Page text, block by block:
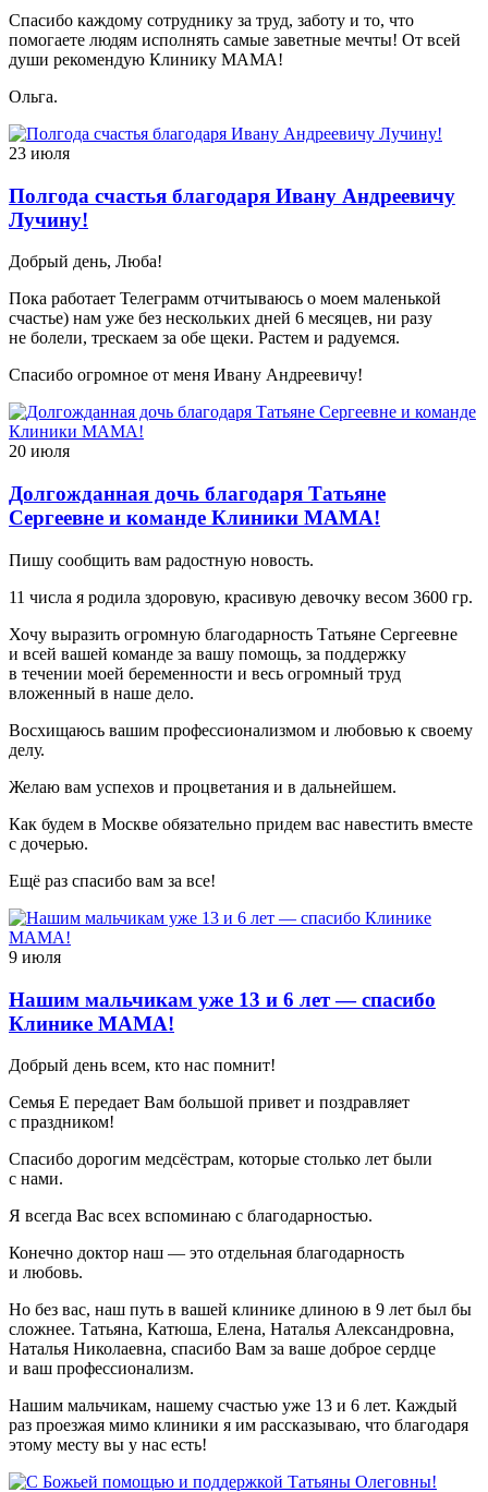
Спасибо каждому сотруднику за труд, заботу и то, что
помогаете людям исполнять самые заветные мечты! От всей
души рекомендую Клинику МАМА!
Ольга.
23 июля
Полгода счастья благодаря Ивану Андреевичу
Лучину!
Добрый день, Люба!
Пока работает Телеграмм отчитываюсь о моем маленькой
счастье) нам уже без нескольких дней 6 месяцев, ни разу
не болели, трескаем за обе щеки. Растем и радуемся.
Спасибо огромное от меня Ивану Андреевичу!
20 июля
Долгожданная дочь благодаря Татьяне
Сергеевне и команде Клиники МАМА!
Пишу сообщить вам радостную новость.
11 числа я родила здоровую, красивую девочку весом 3600 гр.
Хочу выразить огромную благодарность Татьяне Сергеевне
и всей вашей команде за вашу помощь, за поддержку
в течении моей беременности и весь огромный труд
вложенный в наше дело.
Восхищаюсь вашим профессионализмом и любовью к своему
делу.
Желаю вам успехов и процветания и в дальнейшем.
Как будем в Москве обязательно придем вас навестить вместе
с дочерью.
Ещё раз спасибо вам за все!
9 июля
Нашим мальчикам уже 13 и 6 лет — спасибо
Клинике МАМА!
Добрый день всем, кто нас помнит!
Семья Е передает Вам большой привет и поздравляет
с праздником!
Спасибо дорогим медсёстрам, которые столько лет были
с нами.
Я всегда Вас всех вспоминаю с благодарностью.
Конечно доктор наш — это отдельная благодарность
и любовь.
Но без вас, наш путь в вашей клинике длиною в 9 лет был бы
сложнее. Татьяна, Катюша, Елена, Наталья Александровна,
Наталья Николаевна, спасибо Вам за ваше доброе сердце
и ваш профессионализм.
Нашим мальчикам, нашему счастью уже 13 и 6 лет. Каждый
раз проезжая мимо клиники я им рассказываю, что благодаря
этому месту вы у нас есть!